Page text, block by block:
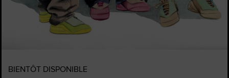
BIENTÔT DISPONIBLE